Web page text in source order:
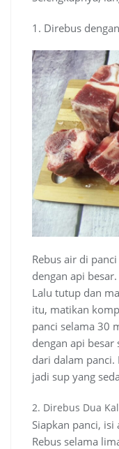
1. Direbus
Rebus air di
dengan api
Lalu tutup dan
itu, matikan
panci selama 30
dengan api
dari dalam panci.
jadi sup yang
2. Direbus Dua
Siapkan panci,
Rebus selama